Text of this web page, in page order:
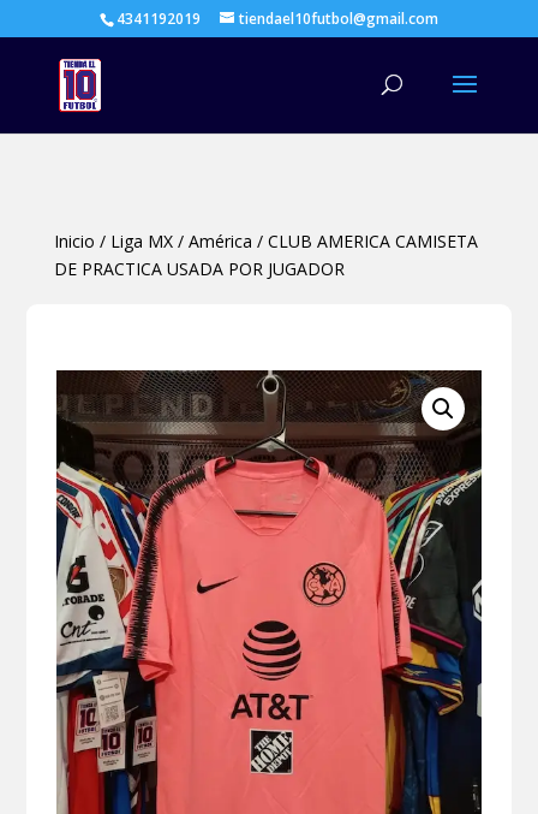
4341192019 tiendael10futbol@gmail.com
Inicio / Liga MX/ América / CLUB AMERICA CAMISETA
DE PRACTICA USADA POR JUGADOR